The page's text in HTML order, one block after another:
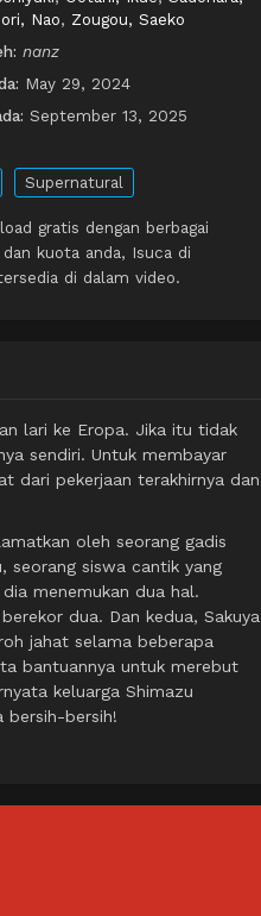
Nao, Zougou, Saeko
nanz
May 29, 2024
September 13, 2025
Supernatural
gratis dengan berbagai
kuota anda, Isuca di
di dalam video.
lari ke Eropa. Jika itu tidak
sendiri. Untuk membayar
dari pekerjaan terakhirnya dan
oleh seorang gadis
seorang siswa cantik yang
menemukan dua hal.
dua. Dan kedua, Sakuya
jahat selama beberapa
bantuannya untuk merebut
keluarga Shimazu
bersih-bersih!